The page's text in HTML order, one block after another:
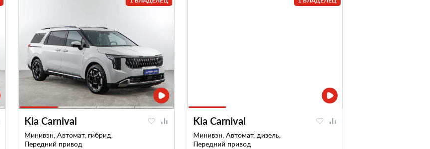
Kia Carnival
Минивэн, Автомат, гибрид,
Передний привод
Kia Carnival
Минивэн, Автомат, дизель,
Передний привод